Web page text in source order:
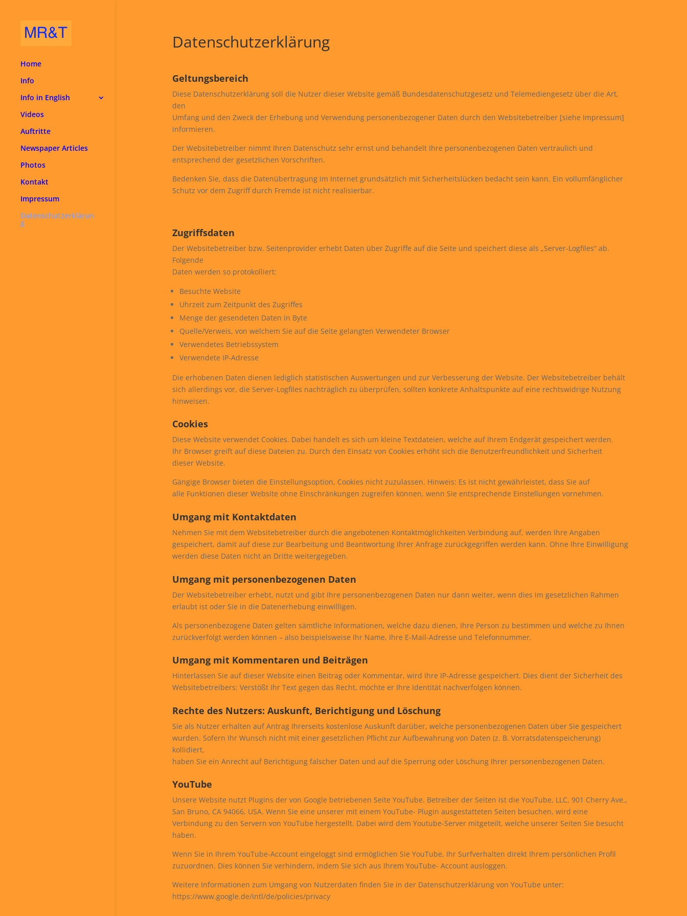
Home
Info
Info in English
Videos
Auftritte
Newspaper Articles
Photos
Kontakt
Impressum
Datenschutzerklärun
g
Datenschutzerklärung
Geltungsbereich
Diese Datenschutzerklärung soll die Nutzer dieser Website gemäß Bundesdatenschutzgesetz und Telemediengesetz über die Art,
den
Umfang und den Zweck der Erhebung und Verwendung personenbezogener Daten durch den Websitebetreiber [siehe Impressum]
informieren.
Der Websitebetreiber nimmt Ihren Datenschutz sehr ernst und behandelt Ihre personenbezogenen Daten vertraulich und
entsprechend der gesetzlichen Vorschriften.
Bedenken Sie, dass die Datenübertragung im Internet grundsätzlich mit Sicherheitslücken bedacht sein kann. Ein vollumfänglicher
Schutz vor dem Zugriff durch Fremde ist nicht realisierbar.
Zugriffsdaten
Der Websitebetreiber bzw. Seitenprovider erhebt Daten über Zugriffe auf die Seite und speichert diese als „Server-Logfiles“ ab.
Folgende
Daten werden so protokolliert:
Besuchte Website
Uhrzeit zum Zeitpunkt des Zugriffes
Menge der gesendeten Daten in Byte
Quelle/Verweis, von welchem Sie auf die Seite gelangten Verwendeter Browser
Verwendetes Betriebssystem
Verwendete IP-Adresse
Die erhobenen Daten dienen lediglich statistischen Auswertungen und zur Verbesserung der Website. Der Websitebetreiber behält
sich allerdings vor, die Server-Logfiles nachträglich zu überprüfen, sollten konkrete Anhaltspunkte auf eine rechtswidrige Nutzung
hinweisen.
Cookies
Diese Website verwendet Cookies. Dabei handelt es sich um kleine Textdateien, welche auf Ihrem Endgerät gespeichert werden.
Ihr Browser greift auf diese Dateien zu. Durch den Einsatz von Cookies erhöht sich die Benutzerfreundlichkeit und Sicherheit
dieser Website.
Gängige Browser bieten die Einstellungsoption, Cookies nicht zuzulassen. Hinweis: Es ist nicht gewährleistet, dass Sie auf
alle Funktionen dieser Website ohne Einschränkungen zugreifen können, wenn Sie entsprechende Einstellungen vornehmen.
Umgang mit Kontaktdaten
Nehmen Sie mit dem Websitebetreiber durch die angebotenen Kontaktmöglichkeiten Verbindung auf, werden Ihre Angaben
gespeichert, damit auf diese zur Bearbeitung und Beantwortung Ihrer Anfrage zurückgegriffen werden kann. Ohne Ihre Einwilligung
werden diese Daten nicht an Dritte weitergegeben.
Umgang mit personenbezogenen Daten
Der Websitebetreiber erhebt, nutzt und gibt Ihre personenbezogenen Daten nur dann weiter, wenn dies im gesetzlichen Rahmen
erlaubt ist oder Sie in die Datenerhebung einwilligen.
Als personenbezogene Daten gelten sämtliche Informationen, welche dazu dienen, Ihre Person zu bestimmen und welche zu Ihnen
zurückverfolgt werden können – also beispielsweise Ihr Name, Ihre E-Mail-Adresse und Telefonnummer.
Umgang mit Kommentaren und Beiträgen
Hinterlassen Sie auf dieser Website einen Beitrag oder Kommentar, wird Ihre IP-Adresse gespeichert. Dies dient der Sicherheit des
Websitebetreibers: Verstößt Ihr Text gegen das Recht, möchte er Ihre Identität nachverfolgen können.
Rechte des Nutzers: Auskunft, Berichtigung und Löschung
Sie als Nutzer erhalten auf Antrag Ihrerseits kostenlose Auskunft darüber, welche personenbezogenen Daten über Sie gespeichert
wurden. Sofern Ihr Wunsch nicht mit einer gesetzlichen Pflicht zur Aufbewahrung von Daten (z. B. Vorratsdatenspeicherung)
kollidiert,
haben Sie ein Anrecht auf Berichtigung falscher Daten und auf die Sperrung oder Löschung Ihrer personenbezogenen Daten.
YouTube
Unsere Website nutzt Plugins der von Google betriebenen Seite YouTube. Betreiber der Seiten ist die YouTube, LLC, 901 Cherry Ave.,
San Bruno, CA 94066, USA. Wenn Sie eine unserer mit einem YouTube- Plugin ausgestatteten Seiten besuchen, wird eine
Verbindung zu den Servern von YouTube hergestellt. Dabei wird dem Youtube-Server mitgeteilt, welche unserer Seiten Sie besucht
haben.
Wenn Sie in Ihrem YouTube-Account eingeloggt sind ermöglichen Sie YouTube, Ihr Surfverhalten direkt Ihrem persönlichen Profil
zuzuordnen. Dies können Sie verhindern, indem Sie sich aus Ihrem YouTube- Account ausloggen.
Weitere Informationen zum Umgang von Nutzerdaten finden Sie in der Datenschutzerklärung von YouTube unter:
https://www.google.de/intl/de/policies/privacy